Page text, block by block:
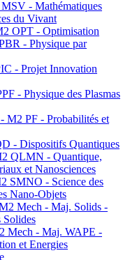
- Mathématiques
du Vivant
OPT - Optimisation
- Physique par
- Projet Innovation
- Physique des Plasmas
M2 PF - Probabilités et
- Dispositifs Quantiques
QLMN - Quantique,
et Nanosciences
SMNO - Science des
Nano-Objets
Mech - Maj. Solids -
Solides
Mech - Maj. WAPE -
et Energies